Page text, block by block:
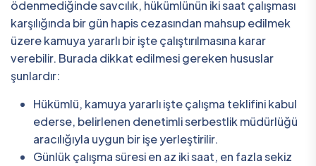
ödenmediğinde savcılık, hükümlünün iki saat çalışması
karşılığında bir gün hapis cezasından mahsup edilmek
üzere kamuya yararlı bir işte çalıştırılmasına karar
verebilir. Burada dikkat edilmesi gereken hususlar
şunlardır:
Hükümlü, kamuya yararlı işte çalışma teklifini kabul
ederse, belirlenen denetimli serbestlik müdürlüğü
aracılığıyla uygun bir işe yerleştirilir.
Günlük çalışma süresi en az iki saat, en fazla sekiz